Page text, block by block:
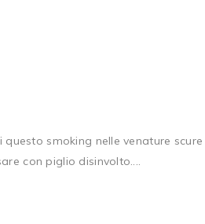
smoking nelle venature
con piglio disinvolto....